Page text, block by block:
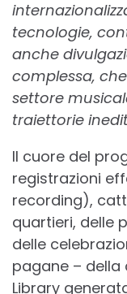
tecnologie,
anche
complessa,
settore
traiettorie
Il cuore del
registrazioni
recording),
quartieri, delle
delle
pagane – della
Library